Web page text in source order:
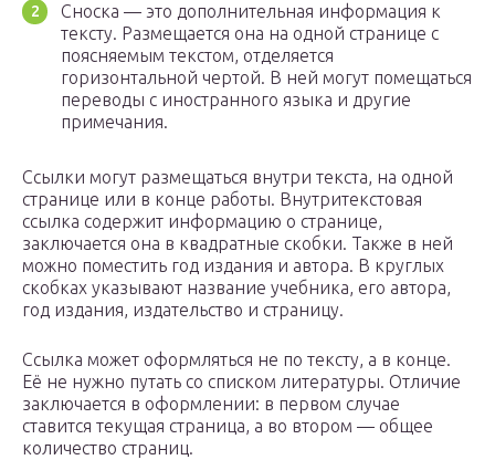
Сноска — это дополнительная информация к
тексту. Размещается она на одной странице с
поясняемым текстом, отделяется
горизонтальной чертой. В ней могут помещаться
переводы с иностранного языка и другие
примечания.
Ссылки могут размещаться внутри текста, на одной
странице или в конце работы. Внутритекстовая
ссылка содержит информацию о странице,
заключается она в квадратные скобки. Также в ней
можно поместить год издания и автора. В круглых
скобках указывают название учебника, его автора,
год издания, издательство и страницу.
Ссылка может оформляться не по тексту, а в конце.
Её не нужно путать со списком литературы. Отличие
заключается в оформлении: в первом случае
ставится текущая страница, а во втором — общее
количество страниц.